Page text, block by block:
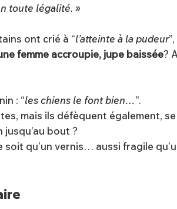
toute légalité. »
ont crié à “l’atteinte à la pudeur
femme accroupie, jupe baissée?
: “les chiens le font bien…”.
mais ils défèquent également,
bout ?
qu’un vernis… aussi fragile